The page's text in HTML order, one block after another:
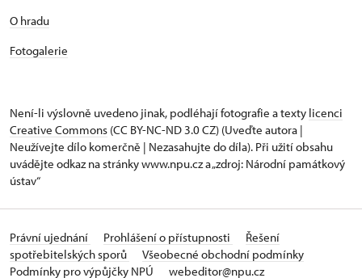
O hradu
Fotogalerie
Není-li výslovně uvedeno jinak, podléhají fotografie a texty licenci
Creative Commons (CC BY-NC-ND 3.0 CZ) (Uveďte autora |
Neužívejte dílo komerčně | Nezasahujte do díla). Při užití obsahu
uvádějte odkaz na stránky www.npu.cz a „zdroj: Národní památkový
ústav“
Právní ujednání Prohlášení o přístupnosti
Řešení
spotřebitelských sporů
Všeobecné obchodní podmínky
Podmínky pro výpůjčky NPÚ
webeditor@npu.cz